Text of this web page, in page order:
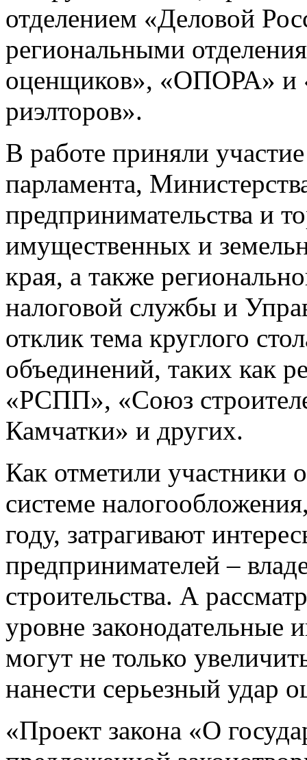
отделением «Деловой
региональными
оценщиков», «ОПОРА» и
риэлторов».
В работе приняли
парламента,
предпринимательства и
имущественных и
края, а также
налоговой службы и
отклик тема круглого
объединений, таких как
«РСПП», «Союз
Камчатки» и других.
Как отметили участники
системе
году, затрагивают
предпринимателей –
строительства. А
уровне законодательные
могут не только
нанести серьезный удар
«Проект закона «О